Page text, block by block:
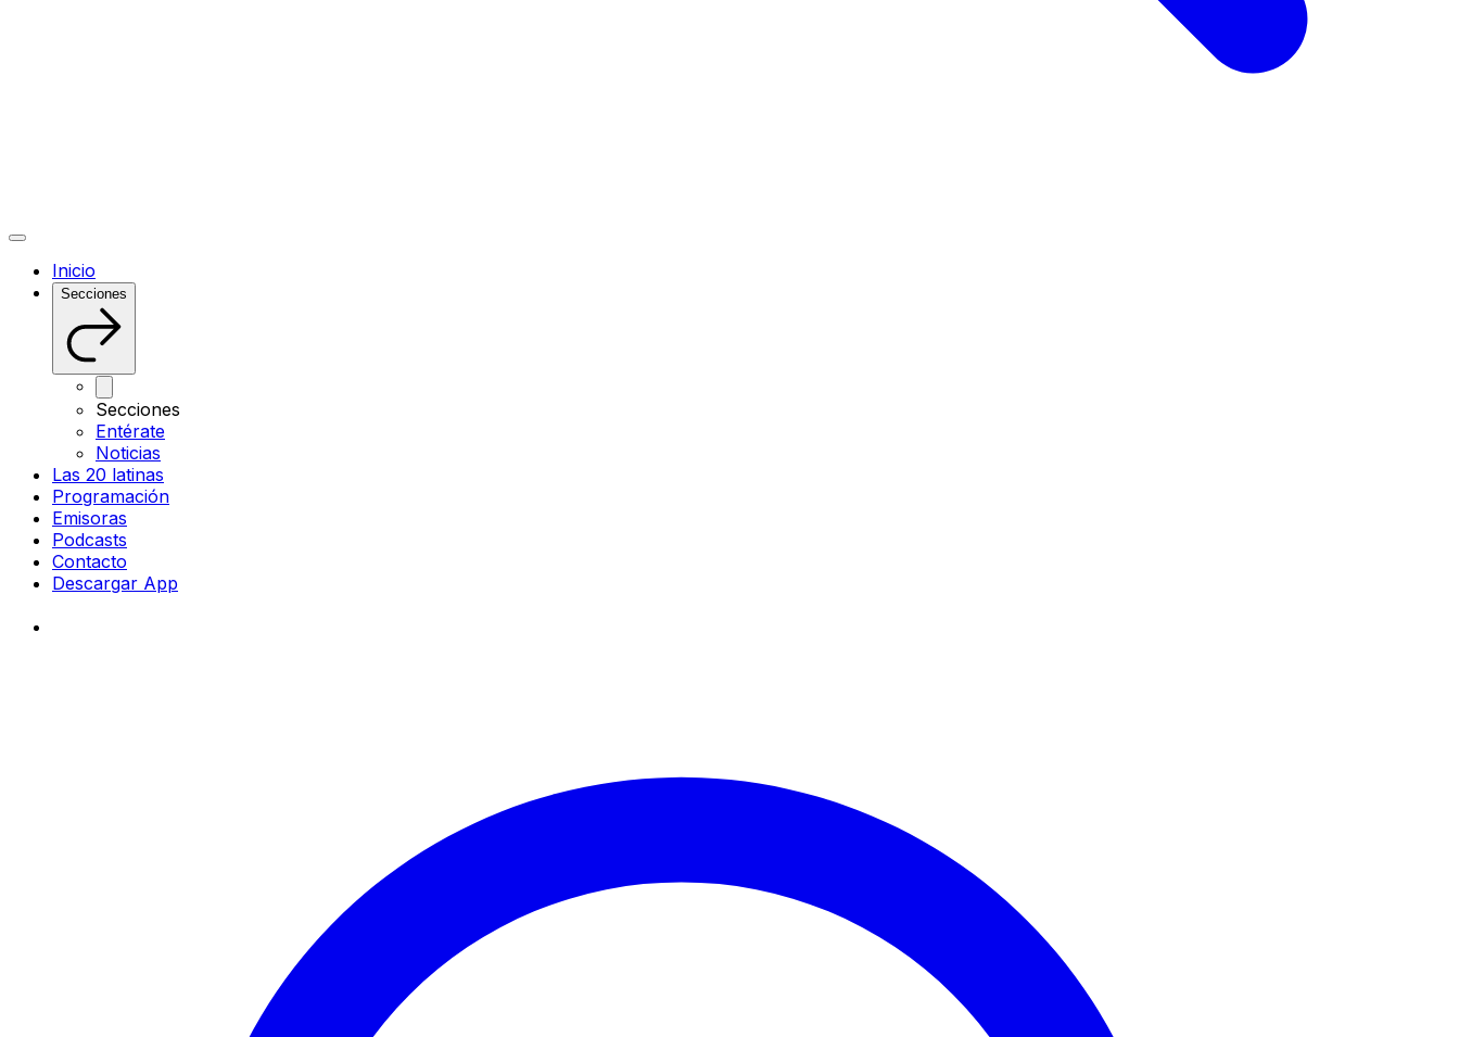
Inicio
Secciones
Secciones
Entérate
Noticias
Las 20 latinas
Programación
Emisoras
Podcasts
Contacto
Descargar App